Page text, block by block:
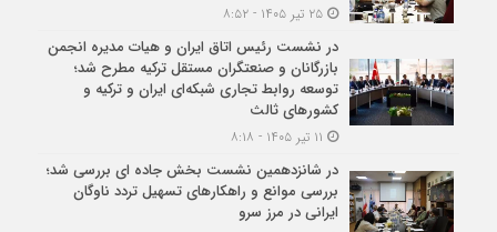
۲۵ تیر ۱۴۰۵ - ۸:۵۲
در نشست رئیس اتاق ایران و هیات مدیره انجمن
بازرگانان و صنعتگران مستقل ترکیه مطرح شد؛
توسعه روابط تجاری شبکه‌ای ایران و ترکیه و
کشورهای ثالث
در شانزدهمین نشست بخش جاده ای بررسی شد؛
بررسی موانع و راهکارهای تسهیل تردد ناوگان
ایرانی در مرز سرو